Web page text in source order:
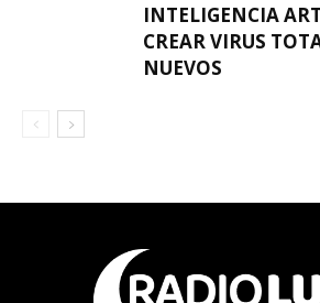
INTELIGENCIA
CREAR VIRUS
NUEVOS